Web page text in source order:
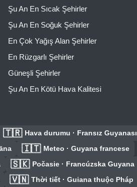
Şu An En Sıcak Şehirler
Şu An En Soğuk Şehirler
En Çok Yağış Alan Şehirler
En Rüzgarlı Şehirler
Güneşli Şehirler
Şu An En Kötü Hava Kalitesi
🇹🇷 Hava durumu · Fransız Guyanası
🇮🇹 Meteo · Guyana francese
🇸🇰 Počasie · Francúzska Guyana
🇻🇳 Thời tiết · Guiana thuộc Pháp